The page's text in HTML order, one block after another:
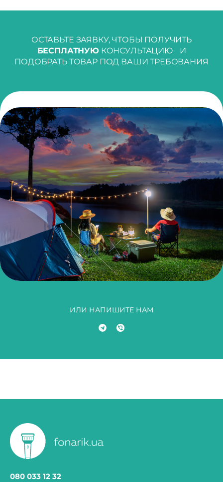
ОСТАВЬТЕ ЗАЯВКУ, ЧТОБЫ ПОЛУЧИТЬ
БЕСПЛАТНУЮКОНСУЛЬТАЦИЮ И
ПОДОБРАТЬ ТОВАР ПОД ВАШИ ТРЕБОВАНИЯ
ИЛИ НАПИШИТЕ НАМ
080 033 12 32